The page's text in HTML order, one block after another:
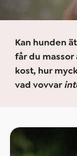
Kan hunden
får du
kost, hur
vad vovvar